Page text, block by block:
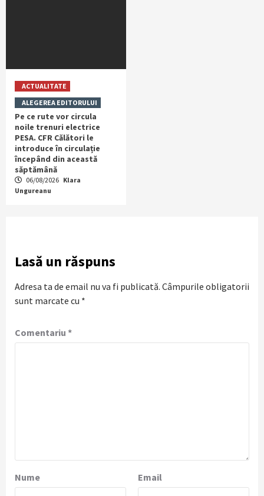
ACTUALITATE
ALEGEREA EDITORULUI
Pe ce rute vor circula
noile trenuri electrice
PESA. CFR Călători le
introduce în circulație
începând din această
săptămână
06/08/2026 Klara
Ungureanu
Lasă un răspuns
Adresa ta de email nu va fi publicată. Câmpurile obligatorii
sunt marcate cu *
Comentariu *
Nume Email